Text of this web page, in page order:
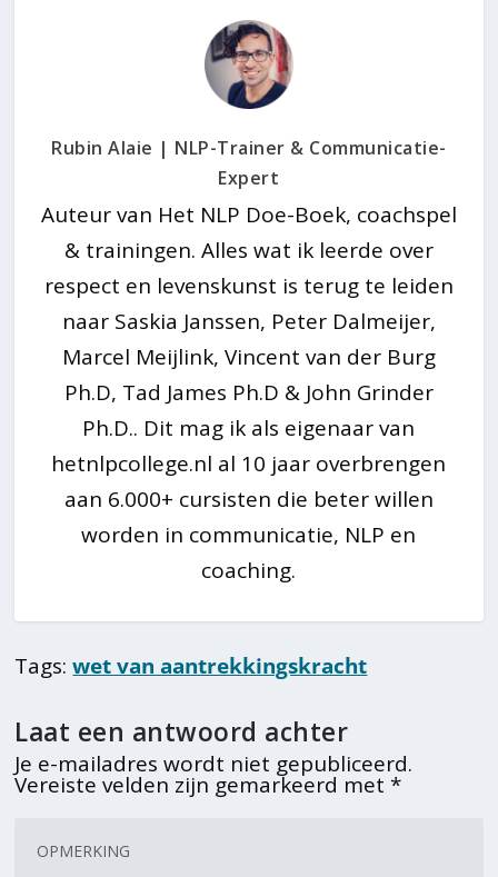
Rubin Alaie | NLP-Trainer & Communicatie-
Expert
Auteur van Het NLP Doe-Boek, coachspel
& trainingen. Alles wat ik leerde over
respect en levenskunst is terug te leiden
naar Saskia Janssen, Peter Dalmeijer,
Marcel Meijlink, Vincent van der Burg
Ph.D, Tad James Ph.D & John Grinder
Ph.D.. Dit mag ik als eigenaar van
hetnlpcollege.nl al 10 jaar overbrengen
aan 6.000+ cursisten die beter willen
worden in communicatie, NLP en
coaching.
Tags:wet van aantrekkingskracht
Laat een antwoord achter
Je e-mailadres wordt niet gepubliceerd.
Vereiste velden zijn gemarkeerd met *